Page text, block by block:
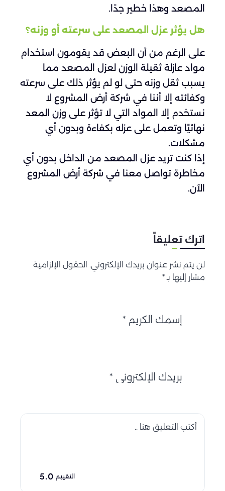
المصعد وهذا خطير جدًا.
هل يؤثر عزل المصعد على سرعته أو وزنه؟
على الرغم من أن البعض قد يقومون استخدام
مواد عازلة ثقيلة الوزن لعزل المصعد مما
يسبب ثقل وزنه حتى لو لم يؤثر ذلك على سرعته
وكفائته إلا أننا في شركة أرض المشروع لا
نستخدم إلا المواد التي لا تؤثر على وزن المعد
نهائيًا وتعمل على عزله بكفاءة وبدون أي
مشكلات.
إذا كنت تريد عزل المصعد من الداخل بدون أي
مخاطرة تواصل معنا في شركة أرض المشروع
الآن.
اترك تعليقاً
لن يتم نشر عنوان بريدك الإلكتروني. الحقول الإلزامية
مشار إليها بـ *
التقييم 5.0